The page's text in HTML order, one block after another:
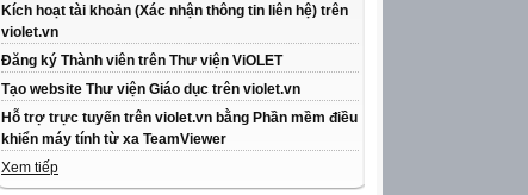
Kích hoạt tài khoản (Xác nhận thông tin liên hệ) trên
violet.vn
Đăng ký Thành viên trên Thư viện ViOLET
Tạo website Thư viện Giáo dục trên violet.vn
Hỗ trợ trực tuyến trên violet.vn bằng Phần mềm điều
khiển máy tính từ xa TeamViewer
Xem tiếp